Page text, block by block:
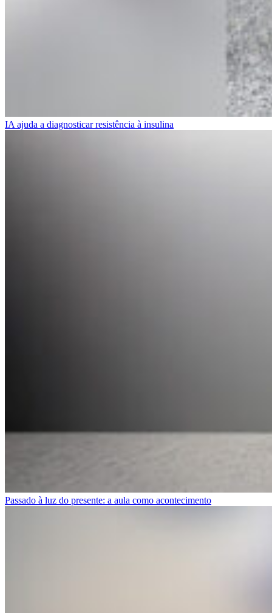
IA ajuda a diagnosticar resistência à insulina
Passado à luz do presente: a aula como acontecimento